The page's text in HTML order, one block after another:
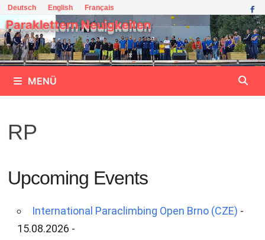
Zum
Inhalt
springen
Deutsch English Français
Paraklettern Neuigkeiten
MENÜ
RP
Upcoming Events
International Paraclimbing Open Brno (CZE) -
15.08.2026 -